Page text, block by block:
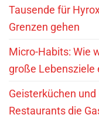
Tausende für
Grenzen gehen
Micro-Habits: Wie
große Lebensziele
Geisterküchen
Restaurants die